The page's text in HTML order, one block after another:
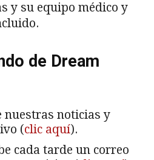
y su equipo médico y
de Dream
nuestras noticias y
(clic aquí).
cada tarde un correo